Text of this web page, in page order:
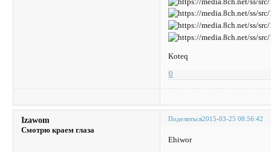
Koteq
0
Поделиться2015-03-25 08:56:42
Izawom
Смотрю краем глаза
Ehiwor